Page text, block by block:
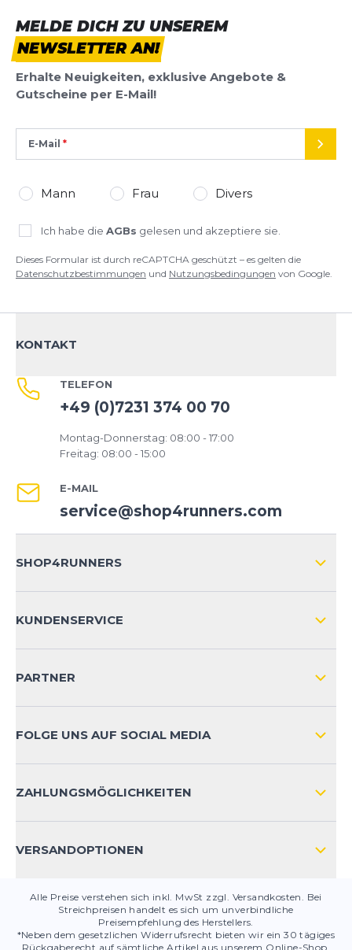
MELDE DICH ZU UNSEREM
NEWSLETTER AN!
Erhalte Neuigkeiten, exklusive Angebote &
Gutscheine per E-Mail!
E-Mail
Mann Frau Divers
Ich habe die AGBs gelesen und akzeptiere sie.
Dieses Formular ist durch reCAPTCHA geschützt – es gelten die
Datenschutzbestimmungen und Nutzungsbedingungen von Google.
KONTAKT
TELEFON
+49 (0)7231 374 00 70
Montag-Donnerstag: 08:00 - 17:00
Freitag: 08:00 - 15:00
E-MAIL
service@shop4runners.com
SHOP4RUNNERS
KUNDENSERVICE
KONTAKT
PRODUKTSICHERHEIT
PARTNER
FOLGE UNS AUF SOCIAL MEDIA
ZAHLUNGSMÖGLICHKEITEN
VERSANDOPTIONEN
Alle Preise verstehen sich inkl. MwSt zzgl. Versandkosten. Bei
Streichpreisen handelt es sich um unverbindliche
Preisempfehlung des Herstellers.
*Neben dem gesetzlichen Widerrufsrecht bieten wir ein 30 tägiges
Rückgaberecht auf sämtliche Artikel aus unserem Online-Shop.